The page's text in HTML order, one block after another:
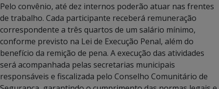
Pelo convênio, até dez internos poderão atuar nas frentes
de trabalho. Cada participante receberá remuneração
correspondente a três quartos de um salário mínimo,
conforme previsto na Lei de Execução Penal, além do
benefício da remição de pena. A execução das atividades
será acompanhada pelas secretarias municipais
responsáveis e fiscalizada pelo Conselho Comunitário de